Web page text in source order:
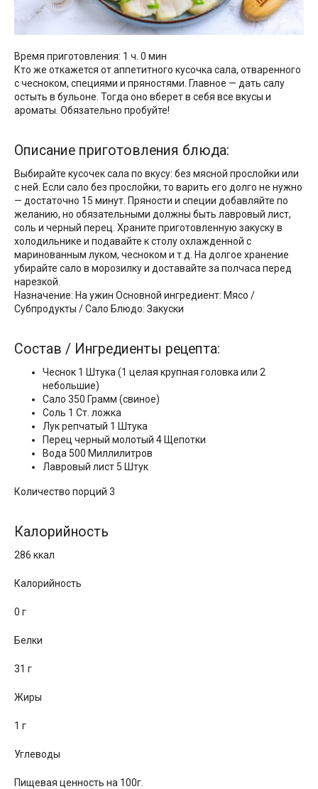
Время приготовления: 1 ч. 0 мин
Кто же откажется от аппетитного кусочка сала, отваренного
с чесноком, специями и пряностями. Главное — дать салу
остыть в бульоне. Тогда оно вберет в себя все вкусы и
ароматы. Обязательно пробуйте!
Описание приготовления блюда:
Выбирайте кусочек сала по вкусу: без мясной прослойки или
с ней. Если сало без прослойки, то варить его долго не нужно
— достаточно 15 минут. Пряности и специи добавляйте по
желанию, но обязательными должны быть лавровый лист,
соль и черный перец. Храните приготовленную закуску в
холодильнике и подавайте к столу охлажденной с
маринованным луком, чесноком и т.д. На долгое хранение
убирайте сало в морозилку и доставайте за полчаса перед
нарезкой.
Назначение: На ужин Основной ингредиент: Мясо /
Субпродукты / Сало Блюдо: Закуски
Состав / Ингредиенты рецепта:
Чеснок 1 Штука (1 целая крупная головка или 2
небольшие)
Сало 350 Грамм (свиное)
Соль 1 Ст. ложка
Лук репчатый 1 Штука
Перец черный молотый 4 Щепотки
Вода 500 Миллилитров
Лавровый лист 5 Штук
Количество порций 3
Калорийность
286 ккал
Калорийность
0 г
Белки
31 г
Жиры
1 г
Углеводы
Пищевая ценность на 100г.